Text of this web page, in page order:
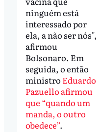
ninguém está
interessado por
ela, a não ser nós",
afirmou
Bolsonaro. Em
seguida, o então
ministro Eduardo
Pazuello afirmou
que “quando um
manda, o outro
obedece”.